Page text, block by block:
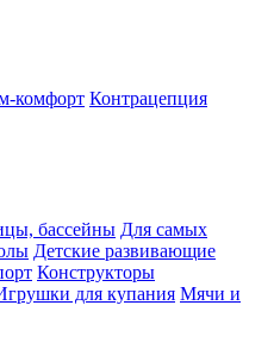
комфорт Контрацепция
бассейны Для самых
Детские развивающие
Конструкторы
для купания Мячи и